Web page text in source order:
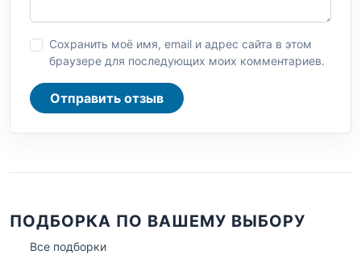
Сохранить моё имя, email и адрес сайта в этом
браузере для последующих моих комментариев.
Отправить отзыв
ПОДБОРКА ПО ВАШЕМУ ВЫБОРУ
Все подборки